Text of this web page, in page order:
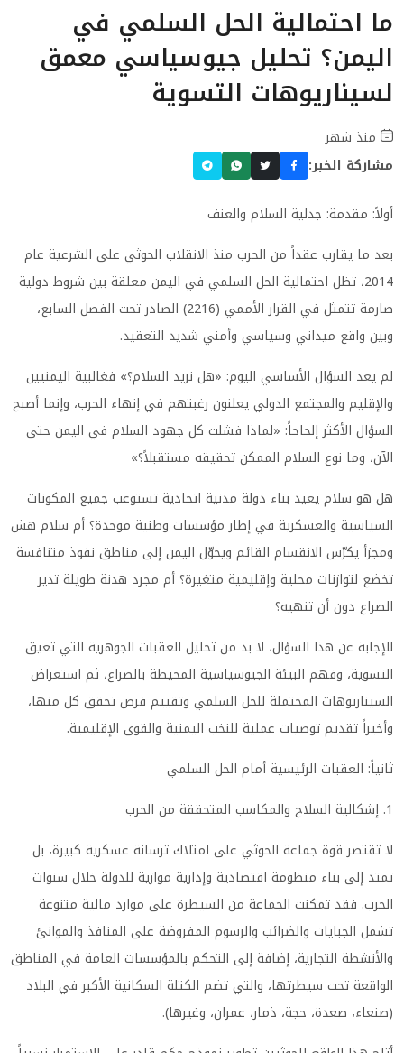
ما احتمالية الحل السلمي في
اليمن؟ تحليل جيوسياسي معمق
لسيناريوهات التسوية
منذ شهر
مشاركة الخبر:
أولاً: مقدمة: جدلية السلام والعنف
بعد ما يقارب عقداً من الحرب منذ الانقلاب الحوثي على الشرعية عام
2014، تظل احتمالية الحل السلمي في اليمن معلقة بين شروط دولية
صارمة تتمثل في القرار الأممي (2216) الصادر تحت الفصل السابع،
وبين واقع ميداني وسياسي وأمني شديد التعقيد.
لم يعد السؤال الأساسي اليوم: «هل نريد السلام؟» فغالبية اليمنيين
والإقليم والمجتمع الدولي يعلنون رغبتهم في إنهاء الحرب، وإنما أصبح
السؤال الأكثر إلحاحاً: «لماذا فشلت كل جهود السلام في اليمن حتى
الآن، وما نوع السلام الممكن تحقيقه مستقبلاً؟»
هل هو سلام يعيد بناء دولة مدنية اتحادية تستوعب جميع المكونات
السياسية والعسكرية في إطار مؤسسات وطنية موحدة؟ أم سلام هش
ومجزأ يكرّس الانقسام القائم ويحوّل اليمن إلى مناطق نفوذ متنافسة
تخضع لتوازنات محلية وإقليمية متغيرة؟ أم مجرد هدنة طويلة تدير
الصراع دون أن تنهيه؟
للإجابة عن هذا السؤال، لا بد من تحليل العقبات الجوهرية التي تعيق
التسوية، وفهم البيئة الجيوسياسية المحيطة بالصراع، ثم استعراض
السيناريوهات المحتملة للحل السلمي وتقييم فرص تحقق كل منها،
وأخيراً تقديم توصيات عملية للنخب اليمنية والقوى الإقليمية.
ثانياً: العقبات الرئيسية أمام الحل السلمي
1. إشكالية السلاح والمكاسب المتحققة من الحرب
لا تقتصر قوة جماعة الحوثي على امتلاك ترسانة عسكرية كبيرة، بل
تمتد إلى بناء منظومة اقتصادية وإدارية موازية للدولة خلال سنوات
الحرب. فقد تمكنت الجماعة من السيطرة على موارد مالية متنوعة
تشمل الجبايات والضرائب والرسوم المفروضة على المنافذ والموانئ
والأنشطة التجارية، إضافة إلى التحكم بالمؤسسات العامة في المناطق
الواقعة تحت سيطرتها، والتي تضم الكتلة السكانية الأكبر في البلاد
(صنعاء، صعدة، حجة، ذمار، عمران، وغيرها).